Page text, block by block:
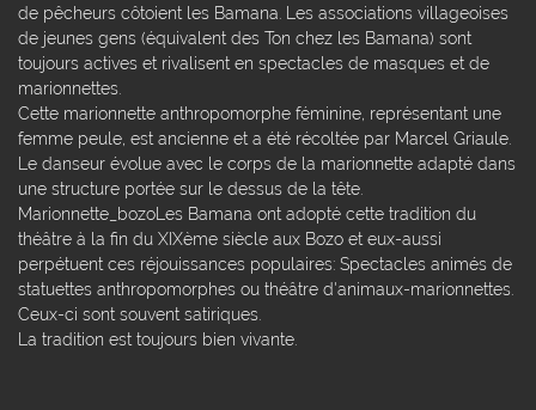
de pêcheurs côtoient les Bamana. Les associations villageoises
de jeunes gens (équivalent des Ton chez les Bamana) sont
toujours actives et rivalisent en spectacles de masques et de
marionnettes.
Cette marionnette anthropomorphe féminine, représentant une
femme peule, est ancienne et a été récoltée par Marcel Griaule.
Le danseur évolue avec le corps de la marionnette adapté dans
une structure portée sur le dessus de la tête.
Marionnette_bozoLes Bamana ont adopté cette tradition du
théâtre à la fin du XIXème siècle aux Bozo et eux-aussi
perpétuent ces réjouissances populaires: Spectacles animés de
statuettes anthropomorphes ou théâtre d'animaux-marionnettes.
Ceux-ci sont souvent satiriques.
La tradition est toujours bien vivante.